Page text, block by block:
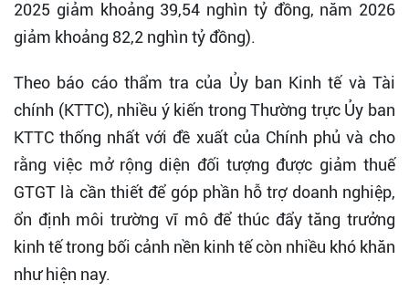
2025 giảm khoảng 39,54 nghìn tỷ đồng, năm 2026
giảm khoảng 82,2 nghìn tỷ đồng).
Theo báo cáo thẩm tra của Ủy ban Kinh tế và Tài
chính (KTTC), nhiều ý kiến trong Thường trực Ủy ban
KTTC thống nhất với đề xuất của Chính phủ và cho
rằng việc mở rộng diện đối tượng được giảm thuế
GTGT là cần thiết để góp phần hỗ trợ doanh nghiệp,
ổn định môi trường vĩ mô để thúc đẩy tăng trưởng
kinh tế trong bối cảnh nền kinh tế còn nhiều khó khăn
như hiện nay.